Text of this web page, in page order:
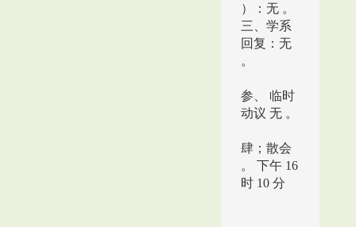
）：无 。
三、学系
回复：无
。
参、 临时
动议 无 。
肆；散会
。 下午 16
时 10 分